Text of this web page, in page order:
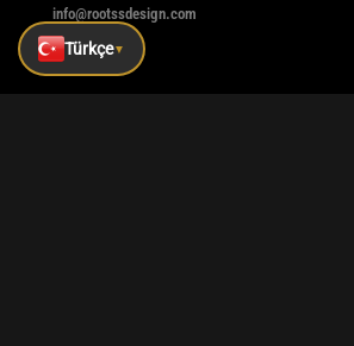
Türkçe▼
info@rootssdesign.com
E-Bülten